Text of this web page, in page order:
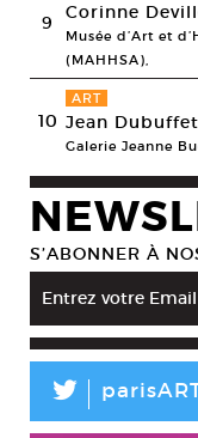
9 Corinne
Musée d’Art et
(MAHHSA),
10
ART
Jean Dubuffet
Galerie Jeanne
S’ABONNER À
L